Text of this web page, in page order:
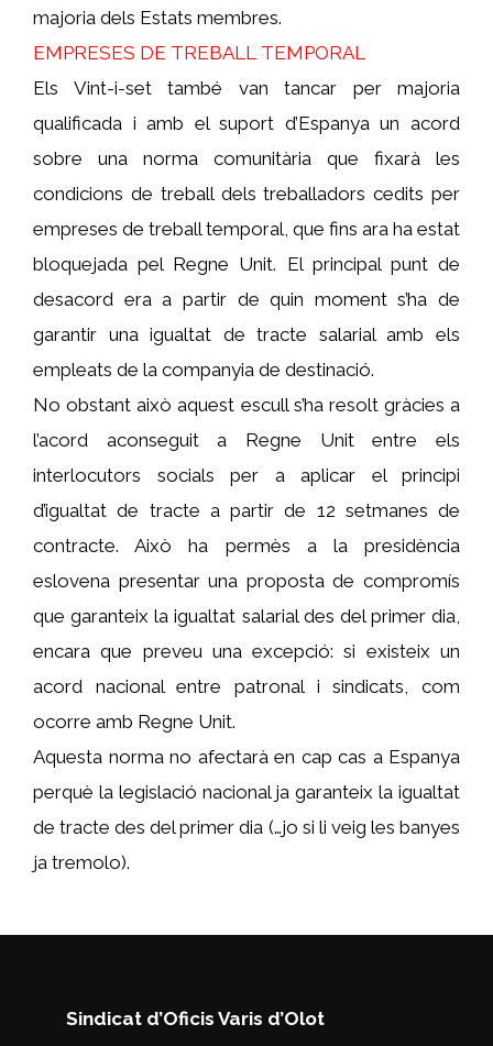
majoria dels Estats membres.
EMPRESES DE TREBALL TEMPORAL
Els Vint-i-set també van tancar per majoria
qualificada i amb el suport d’Espanya un acord
sobre una norma comunitària que fixarà les
condicions de treball dels treballadors cedits per
empreses de treball temporal, que fins ara ha estat
bloquejada pel Regne Unit. El principal punt de
desacord era a partir de quin moment s’ha de
garantir una igualtat de tracte salarial amb els
empleats de la companyia de destinació.
No obstant això aquest escull s’ha resolt gràcies a
l’acord aconseguit a Regne Unit entre els
interlocutors socials per a aplicar el principi
d’igualtat de tracte a partir de 12 setmanes de
contracte. Això ha permès a la presidència
eslovena presentar una proposta de compromís
que garanteix la igualtat salarial des del primer dia,
encara que preveu una excepció: si existeix un
acord nacional entre patronal i sindicats, com
ocorre amb Regne Unit.
Aquesta norma no afectarà en cap cas a Espanya
perquè la legislació nacional ja garanteix la igualtat
de tracte des del primer dia (…jo si li veig les banyes
ja tremolo).
Sindicat d’Oficis Varis d’Olot